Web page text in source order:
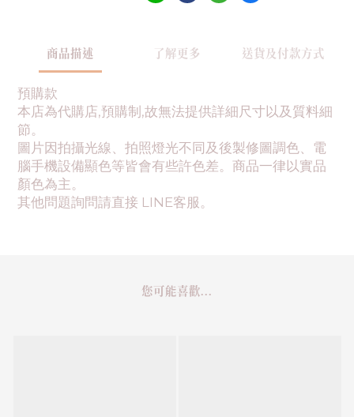
商品描述 了解更多 送貨及付款方式
預購款
本店為代購店,預購制,故無法提供詳細尺寸以及質料細
節。
圖片因拍攝光線、拍照燈光不同及後製修圖調色、電
腦手機設備顯色等皆會有些許色差。商品一律以實品
顏色為主。
其他問題詢問請直接 LINE客服。
您可能喜歡...